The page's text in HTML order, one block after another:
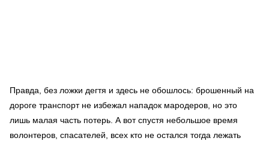
Правда, без ложки дегтя и здесь не обошлось: брошенный на
дороге транспорт не избежал нападок мародеров, но это
лишь малая часть потерь. А вот спустя небольшое время
волонтеров, спасателей, всех кто не остался тогда лежать